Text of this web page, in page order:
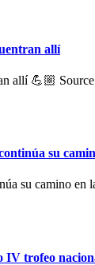
allí
allí 💪🏼 Source
su
su camino en
trofeo